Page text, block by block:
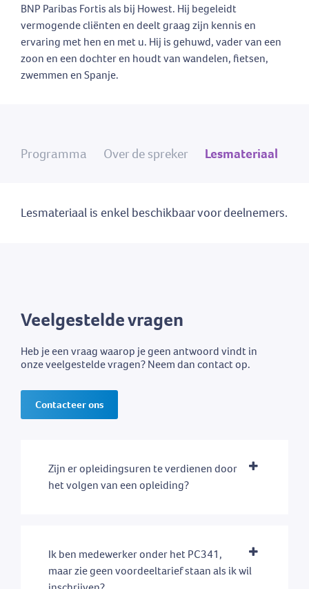
BNP Paribas Fortis als bij Howest. Hij begeleidt
vermogende cliënten en deelt graag zijn kennis en
ervaring met hen en met u. Hij is gehuwd, vader van een
zoon en een dochter en houdt van wandelen, fietsen,
zwemmen en Spanje.
Programma Over de spreker Lesmateriaal
Lesmateriaal is enkel beschikbaar voor deelnemers.
Veelgestelde vragen
Heb je een vraag waarop je geen antwoord vindt in
onze veelgestelde vragen? Neem dan contact op.
Contacteer ons
Zijn er opleidingsuren te verdienen door
het volgen van een opleiding?
Ik ben medewerker onder het PC341,
maar zie geen voordeeltarief staan als ik wil